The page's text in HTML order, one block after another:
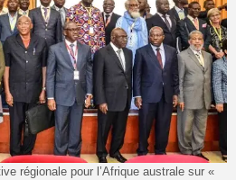
régionale pour l’Afrique australe sur «